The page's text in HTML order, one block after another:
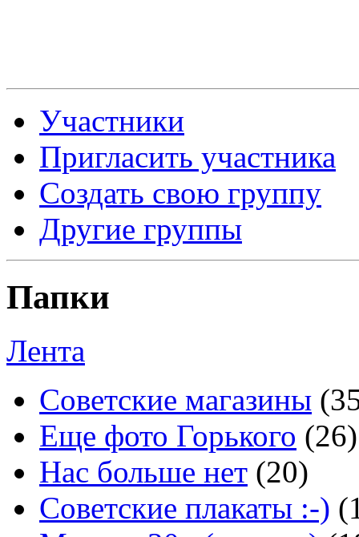
Участники
Пригласить участника
Создать свою группу
Другие группы
Папки
Лента
Советские магазины
Еще фото Горького (26)
Нас больше нет (20)
Советские плакаты :-)